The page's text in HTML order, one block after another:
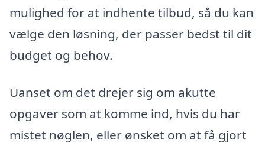
mulighed for at indhente tilbud, så du kan
vælge den løsning, der passer bedst til dit
budget og behov.
Uanset om det drejer sig om akutte
opgaver som at komme ind, hvis du har
mistet nøglen, eller ønsket om at få gjort